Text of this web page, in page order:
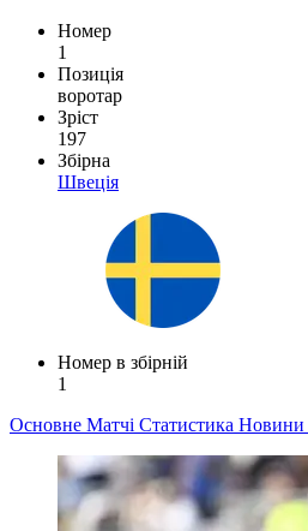
Номер
1
Позиція
воротар
Зріст
197
Збірна
Швеція
Номер в збірній
1
Основне Матчі Статистика Новини